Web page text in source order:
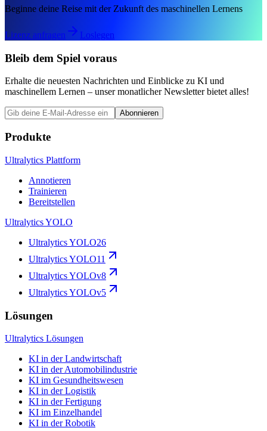
Beginne deine Reise mit der Zukunft des maschinellen Lernens
Lizenz anfragen Loslegen
Bleib dem Spiel voraus
Erhalte die neuesten Nachrichten und Einblicke zu KI und
maschinellem Lernen – unser monatlicher Newsletter bietet alles!
Abonnieren
Produkte
Ultralytics Plattform
Annotieren
Trainieren
Bereitstellen
Ultralytics YOLO
Ultralytics YOLO26
Ultralytics YOLO11
Ultralytics YOLOv8
Ultralytics YOLOv5
Lösungen
Ultralytics Lösungen
KI in der Landwirtschaft
KI in der Automobilindustrie
KI im Gesundheitswesen
KI in der Logistik
KI in der Fertigung
KI im Einzelhandel
KI in der Robotik